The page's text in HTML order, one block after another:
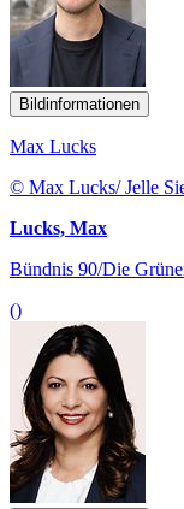
Bildinformationen
Max Lucks
© Max Lucks/ Jelle
Lucks, Max
Bündnis 90/Die
()